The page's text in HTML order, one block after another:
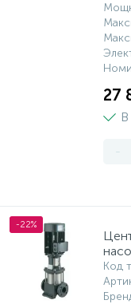
27
-
-22%
Код